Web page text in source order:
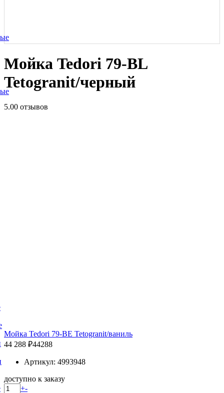
Мойка Tedori 79-BL
Tetogranit/черный
5.00 отзывов
Мойка Tedori 79-BE Tetogranit/ваниль
44 288 ₽44288
Артикул: 4993948
доступно к заказу
+-